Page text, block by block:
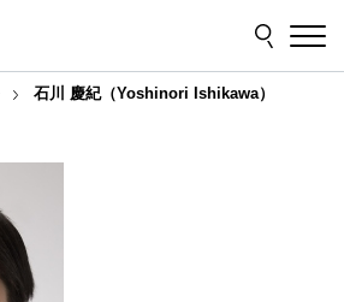
石川 慶紀（Yoshinori Ishikawa）